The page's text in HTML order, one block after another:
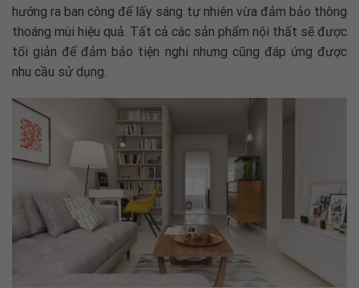
hướng ra ban công để lấy sáng tự nhiên vừa đảm bảo thông
thoáng mùi hiệu quả. Tất cả các sản phẩm nội thất sẽ được
tối giản để đảm bảo tiện nghi nhưng cũng đáp ứng được
nhu cầu sử dụng.